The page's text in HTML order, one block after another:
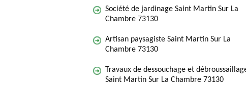
Société de jardinage Saint Martin Sur La
Chambre 73130
Artisan paysagiste Saint Martin Sur La
Chambre 73130
Travaux de dessouchage et
Saint Martin Sur La Chambre 73130